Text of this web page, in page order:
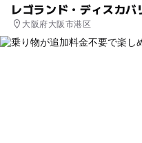
レゴランド・ディスカ
大阪府大阪市港区